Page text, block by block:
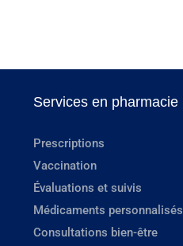
Services en pharmacie
Prescriptions
Vaccination
Évaluations et suivis
Médicaments personnalisés
Consultations bien-être